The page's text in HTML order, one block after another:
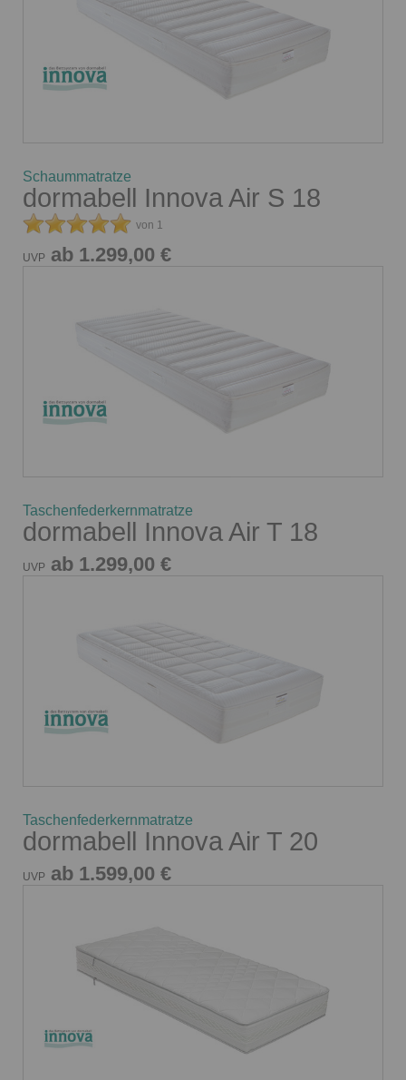
Schaummatratze
dormabell Innova Air S 18
von 1
UVP ab 1.299,00 €
Taschenfederkernmatratze
dormabell Innova Air T 18
UVP ab 1.299,00 €
Taschenfederkernmatratze
dormabell Innova Air T 20
UVP ab 1.599,00 €